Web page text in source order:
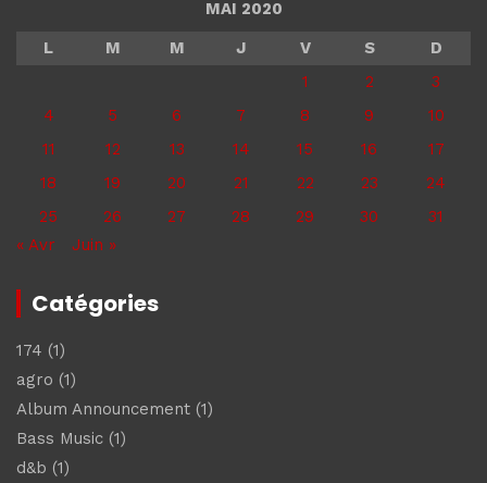
MAI 2020
L
M M J V S
D
1
2
3
4
5 6 7 8 9
10
11
12 13 14 15 16
17
18
19 20 21 22 23
24
25
26 27 28 29 30
31
« Avr
Juin »
Catégories
174 (1)
agro (1)
Album Announcement (1)
Bass Music (1)
d&b (1)